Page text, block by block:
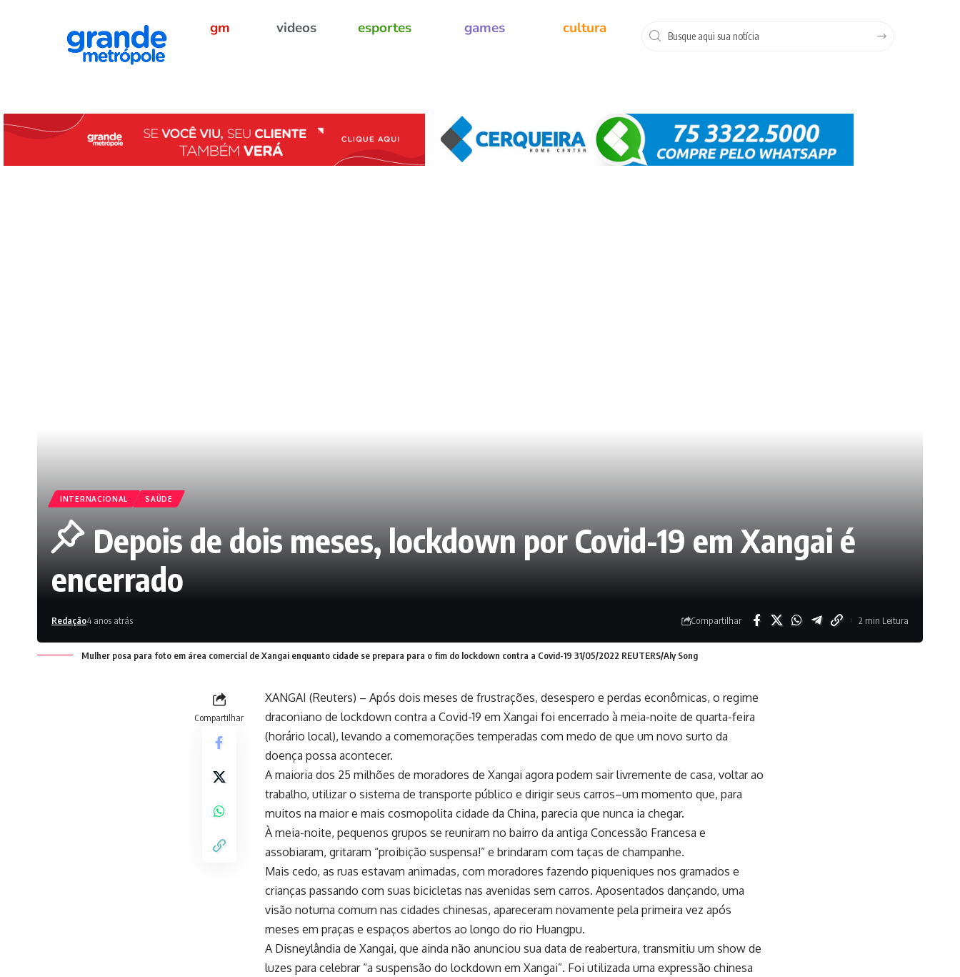
gm videos esportes games cultura
INTERNACIONAL SAÚDE
Depois de dois meses, lockdown por Covid-19 em Xangai é
encerrado
Redação4 anos atrás Compartilhar 2 min Leitura
Mulher posa para foto em área comercial de Xangai enquanto cidade se prepara para o fim do lockdown contra a Covid-19 31/05/2022 REUTERS/Aly Song
Compartilhar
XANGAI (Reuters) – Após dois meses de frustrações, desespero e perdas econômicas, o regime
draconiano de lockdown contra a Covid-19 em Xangai foi encerrado à meia-noite de quarta-feira
(horário local), levando a comemorações temperadas com medo de que um novo surto da
doença possa acontecer.
A maioria dos 25 milhões de moradores de Xangai agora podem sair livremente de casa, voltar ao
trabalho, utilizar o sistema de transporte público e dirigir seus carros–um momento que, para
muitos na maior e mais cosmopolita cidade da China, parecia que nunca ia chegar.
À meia-noite, pequenos grupos se reuniram no bairro da antiga Concessão Francesa e
assobiaram, gritaram “proibição suspensa!” e brindaram com taças de champanhe.
Mais cedo, as ruas estavam animadas, com moradores fazendo piqueniques nos gramados e
crianças passando com suas bicicletas nas avenidas sem carros. Aposentados dançando, uma
visão noturna comum nas cidades chinesas, apareceram novamente pela primeira vez após
meses em praças e espaços abertos ao longo do rio Huangpu.
A Disneylândia de Xangai, que ainda não anunciou sua data de reabertura, transmitiu um show de
luzes para celebrar “a suspensão do lockdown em Xangai”. Foi utilizada uma expressão chinesa